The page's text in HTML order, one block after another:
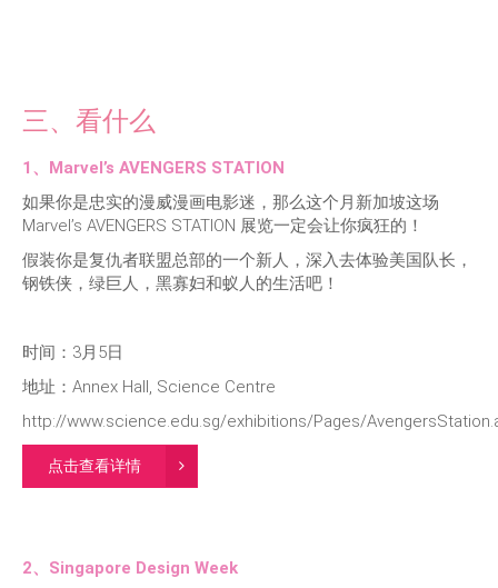
三、看什么
1、Marvel’s AVENGERS STATION
如果你是忠实的漫威漫画电影迷，那么这个月新加坡这场
Marvel’s AVENGERS STATION 展览一定会让你疯狂的！
假装你是复仇者联盟总部的一个新人，深入去体验美国队长，
钢铁侠，绿巨人，黑寡妇和蚁人的生活吧！
时间：3月5日
地址：Annex Hall, Science Centre
http://www.science.edu.sg/exhibitions/Pages/
点击查看详情
2、Singapore Design Week